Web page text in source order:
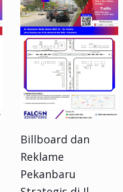
Billboard dan
Reklame
Pekanbaru